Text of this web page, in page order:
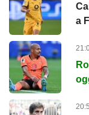
a